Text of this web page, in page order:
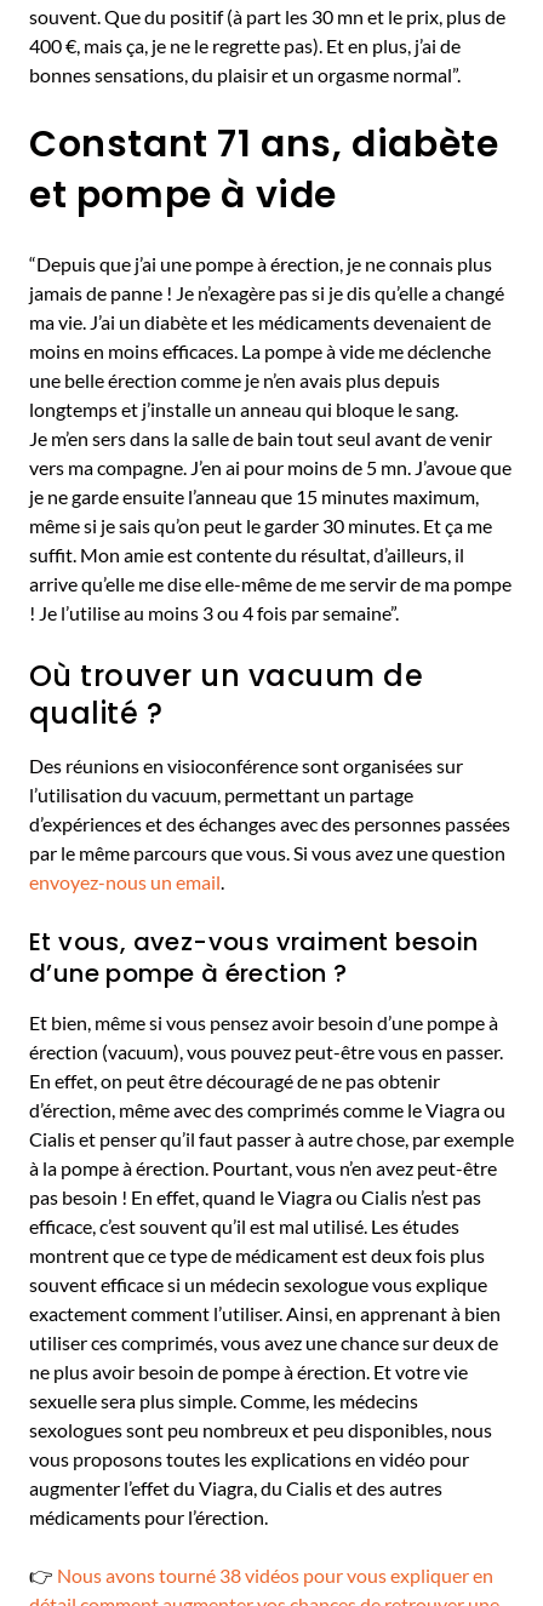
souvent. Que du positif (à part les 30 mn et le prix, plus de
400 €, mais ça, je ne le regrette pas). Et en plus, j’ai de
bonnes sensations, du plaisir et un orgasme normal”.
Constant 71 ans, diabète
et pompe à vide
“Depuis que j’ai une pompe à érection, je ne connais plus
jamais de panne ! Je n’exagère pas si je dis qu’elle a changé
ma vie. J’ai un diabète et les médicaments devenaient de
moins en moins efficaces. La pompe à vide me déclenche
une belle érection comme je n’en avais plus depuis
longtemps et j’installe un anneau qui bloque le sang.
Je m’en sers dans la salle de bain tout seul avant de venir
vers ma compagne. J’en ai pour moins de 5 mn. J’avoue que
je ne garde ensuite l’anneau que 15 minutes maximum,
même si je sais qu’on peut le garder 30 minutes. Et ça me
suffit. Mon amie est contente du résultat, d’ailleurs, il
arrive qu’elle me dise elle-même de me servir de ma pompe
! Je l’utilise au moins 3 ou 4 fois par semaine”.
Où trouver un vacuum de
qualité ?
Des réunions en visioconférence sont organisées sur
l’utilisation du vacuum, permettant un partage
d’expériences et des échanges avec des personnes passées
par le même parcours que vous. Si vous avez une question
envoyez-nous un email.
Et vous, avez-vous vraiment besoin
d’une pompe à érection ?
Et bien, même si vous pensez avoir besoin d’une pompe à
érection (vacuum), vous pouvez peut-être vous en passer.
En effet, on peut être découragé de ne pas obtenir
d’érection, même avec des comprimés comme le Viagra ou
Cialis et penser qu’il faut passer à autre chose, par exemple
à la pompe à érection. Pourtant, vous n’en avez peut-être
pas besoin ! En effet, quand le Viagra ou Cialis n’est pas
efficace, c’est souvent qu’il est mal utilisé. Les études
montrent que ce type de médicament est deux fois plus
souvent efficace si un médecin sexologue vous explique
exactement comment l’utiliser. Ainsi, en apprenant à bien
utiliser ces comprimés, vous avez une chance sur deux de
ne plus avoir besoin de pompe à érection. Et votre vie
sexuelle sera plus simple. Comme, les médecins
sexologues sont peu nombreux et peu disponibles, nous
vous proposons toutes les explications en vidéo pour
augmenter l’effet du Viagra, du Cialis et des autres
médicaments pour l’érection.
👉 Nous avons tourné 38 vidéos pour vous expliquer en